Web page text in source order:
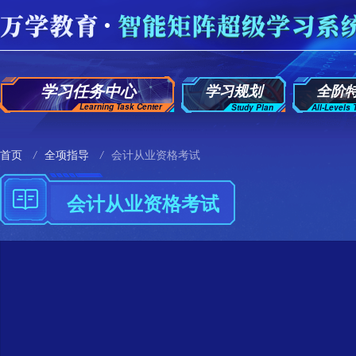
学习任务中心
Learning Task Center
学习规划
Study Plan
全阶
All-Levels
首页 / 全项指导 / 会计从业资格考试
会计从业资格考试
小伙伴，快去填写视频评价吧 (*^__^*)